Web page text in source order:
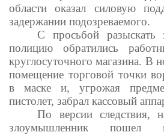
области оказал силовую
задержании подозреваемого.
С просьбой разыскать
полицию обратились
круглосуточного магазина. В
помещение торговой точки
в маске и, угрожая
пистолет, забрал кассовый
По версии следствия,
злоумышленник пошел